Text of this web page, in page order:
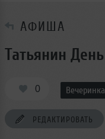
АФИША
Татьянин День
0 Вечеринка
РЕДАКТИРОВАТЬ